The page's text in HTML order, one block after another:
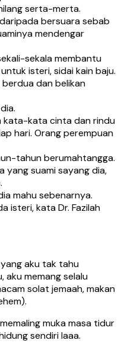
serta-merta.
bersuara sebab
mendengar
sekala membantu
isteri, sidai kain baju.
dan belikan
kata-kata cinta dan rindu
hari. Orang perempuan
tahun berumahtangga.
yang suami sayang dia,
mahu sebenarnya.
isteri, kata Dr. Fazilah
aku tak tahu
aku memang selalu
solat jemaah, makan
muka masa tidur
sendiri laaa.